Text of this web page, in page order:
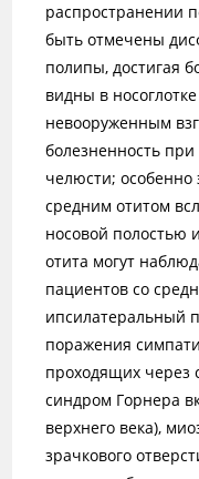
распространении
быть отмечены
полипы, достигая
видны в
невооруженным
болезненность
челюсти; особенно
средним отитом
носовой полостью
отита могут
пациентов cо
ипсилатеральный
поражения
проходящих через
синдром Горнера
верхнего века),
зрачкового